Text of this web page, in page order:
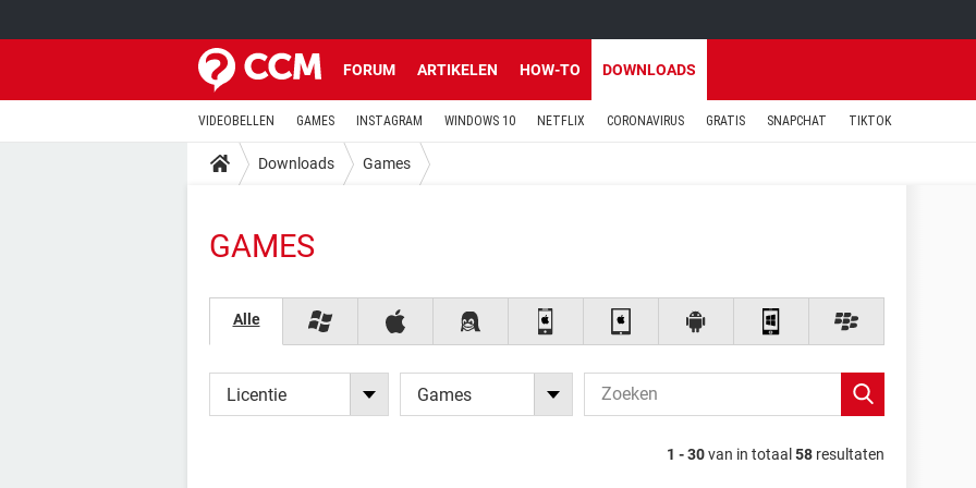
FORUM ARTIKELEN HOW-TO DOWNLOADS
VIDEOBELLEN GAMES INSTAGRAM WINDOWS 10 NETFLIX CORONAVIRUS GRATIS SNAPCHAT TIKTOK
Downloads Games
GAMES
Alle
Licentie Games
1 - 30van in totaal58 resultaten